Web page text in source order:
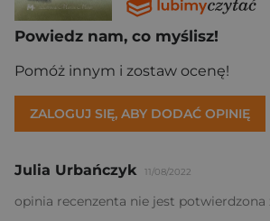
Powiedz nam, co myślisz!
Pomóż innym i zostaw ocenę!
ZALOGUJ SIĘ, ABY DODAĆ OPINIĘ
Julia Urbańczyk 11/08/2022
opinia recenzenta nie jest potwierdzona